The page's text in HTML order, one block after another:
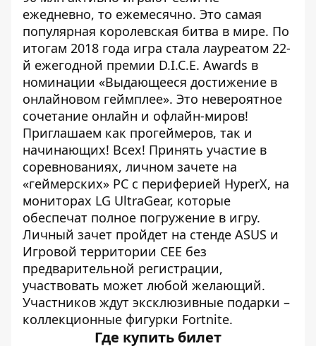
ежедневно, то ежемесячно. Это самая
популярная королевская битва в мире. По
итогам 2018 года игра стала лауреатом 22-
й ежегодной премии D.I.C.E. Awards в
номинации «Выдающееся достижение в
онлайновом геймплее». Это невероятное
сочетание онлайн и офлайн-миров!
Приглашаем как прогеймеров, так и
начинающих! Всех! Принять участие в
соревнованиях, личном зачете на
«геймерских» PC с периферией HyperX, на
мониторах LG UltraGear, которые
обеспечат полное погружение в игру.
Личный зачет пройдет на стенде ASUS и
Игровой территории СЕЕ без
предварительной регистрации,
участвовать может любой желающий.
Участников ждут эксклюзивные подарки –
коллекционные фигурки Fortnite.
Где купить билет